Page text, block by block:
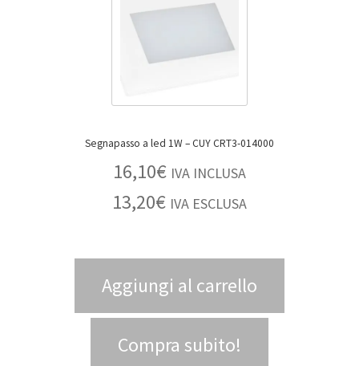
Segnapasso a led 1W – CUY CRT3-014000
16,10€ IVA INCLUSA
13,20€ IVA ESCLUSA
Aggiungi al carrello
Compra subito!